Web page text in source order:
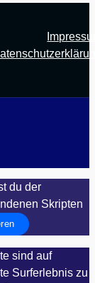
du der
Skripten
sind auf
Surferlebnis zu